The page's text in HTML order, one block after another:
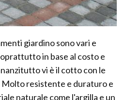
giardino sono vari e
in base al costo e
vi è il cotto con le
resistente e duraturo e
naturale come l'argilla e un